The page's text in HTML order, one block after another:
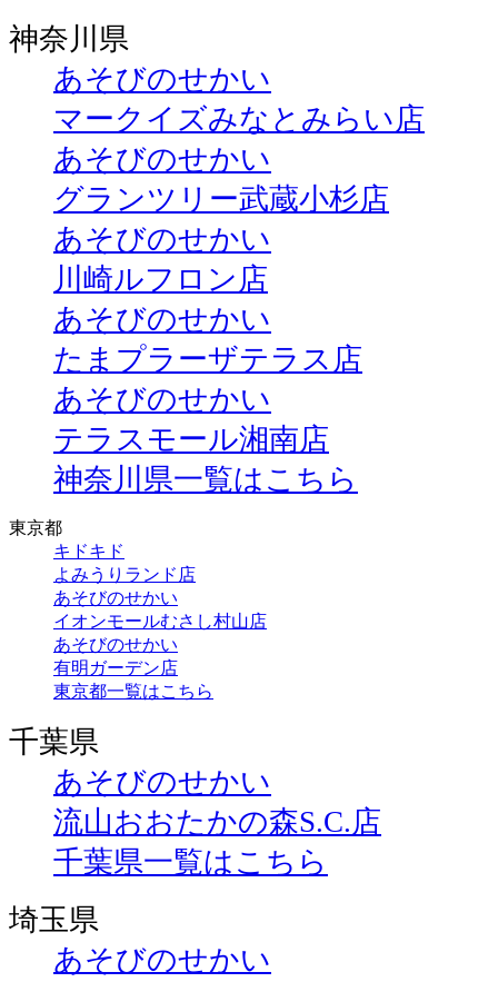
神奈川県
あそびのせかい
マークイズみなとみらい店
あそびのせかい
グランツリー武蔵小杉店
あそびのせかい
川崎ルフロン店
あそびのせかい
たまプラーザテラス店
あそびのせかい
テラスモール湘南店
神奈川県一覧はこちら
東京都
キドキド
よみうりランド店
あそびのせかい
イオンモールむさし村山店
あそびのせかい
有明ガーデン店
東京都一覧はこちら
千葉県
あそびのせかい
流山おおたかの森S.C.店
千葉県一覧はこちら
埼玉県
あそびのせかい